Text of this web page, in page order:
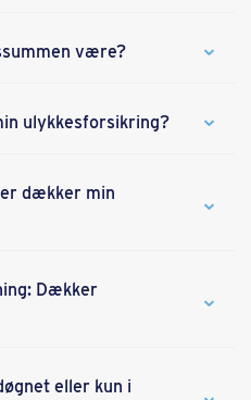
være?
ulykkesforsikring?
dækker min
Dækker
eller kun i